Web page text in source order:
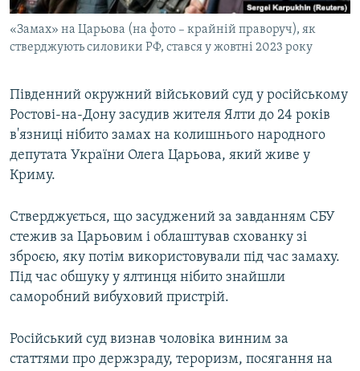
УКРАЇНСЬКА ПРОБЛЕМА КРИМУ
ІНФОГРАФІКА
ДОЛУЧАЙСЯ!
Усі сайти RFE/RL
«Замах» на Царьова (на фото – крайній праворуч), як
стверджують силовики РФ, стався у жовтні 2023 року
Південний окружний військовий суд у російському
Ростові-на-Дону засудив жителя Ялти до 24 років
в'язниці нібито замах на колишнього народного
депутата України Олега Царьова, який живе у
Криму.
Стверджується, що засуджений за завданням СБУ
стежив за Царьовим і облаштував схованку зі
зброєю, яку потім використовували під час замаху.
Під час обшуку у ялтинця нібито знайшли
саморобний вибуховий пристрій.
Російський суд визнав чоловіка винним за
статтями про держзраду, тероризм, посягання на